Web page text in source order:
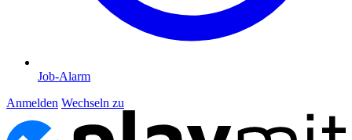
Job-Alarm
Anmelden Wechseln zu